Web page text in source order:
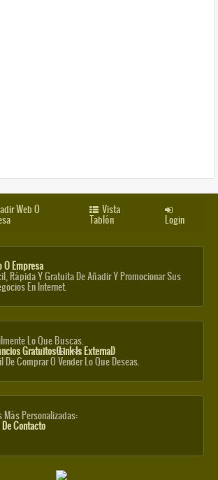
Web O Vista
Tablón Login
O Empresa
Rápida Y Gratuita De Añadir Y Promocionar Sus
En Internet.
Lo Que Buscas.
Gratuitos(link Is External)
De Comprar O Vender Lo Que Deseas.
Más Personalizadas:
Contacto